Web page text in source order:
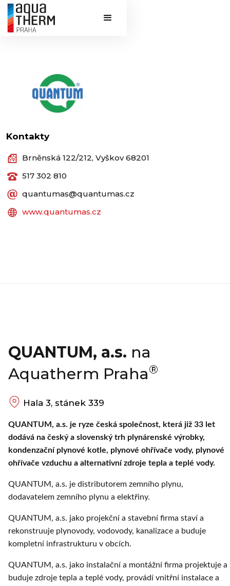
Kontakty
Brněnská 122/212, Vyškov 68201
517 302 810
quantumas@quantumas.cz
www.quantumas.cz
QUANTUM, a.s. na
Aquatherm Praha®
Hala 3, stánek 339
QUANTUM, a.s. je ryze česká společnost, která již 33 let
dodává na český a slovenský trh plynárenské výrobky,
kondenzační plynové kotle, plynové ohřívače vody, plynové
ohřívače vzduchu a alternativní zdroje tepla a teplé vody.
QUANTUM, a.s. je distributorem zemního plynu,
dodavatelem zemního plynu a elektřiny.
QUANTUM, a.s. jako projekční a stavební firma staví a
rekonstruuje plynovody, vodovody, kanalizace a buduje
kompletní infrastrukturu v obcích.
QUANTUM, a.s. jako instalační a montážní firma projektuje a
buduje zdroje tepla a teplé vody, provádí vnitřní instalace a